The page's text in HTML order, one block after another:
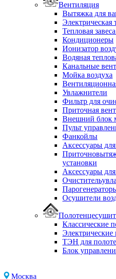
Вентиляция
Вытяжка для
Электрическая
Тепловая
Кондиционеры
Ионизатор
Водяная
Канальные
Мойка воздуха
Увлажнители
Фильтр для
Приточная
Внешний блок
Пульт
Фанкойлы
Аксессуары
установки
Аксессуары
Осушители
Классические
Электрические
ТЭН для
Блок
Москва